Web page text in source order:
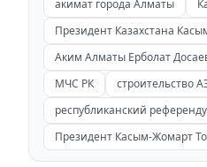
акимат города Алматы
Президент Казахстана
Аким Алматы Ерболат
МЧС РК
строительство
республиканский
Президент Касым-Жомарт